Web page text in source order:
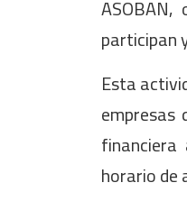
participan
Esta
empresas
horario de